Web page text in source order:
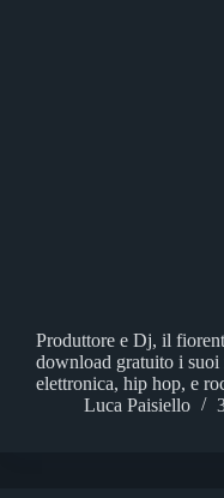
Produttore e Dj, il
download gratuito i
elettronica, hip hop, e
Luca Paisiello